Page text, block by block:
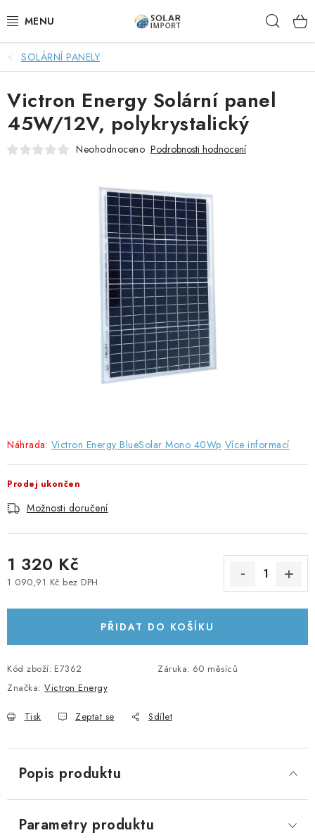
na
KONTAKTY
OVĚŘOVÁNÍ RECENZÍ
DOPRAVA ZDARMA
SOLÁRNÍ SESTAVY PRO CHATY
SOLÁRNÍ SESTAVY PRO OHŘEV VODY
ZÁLOŽNÍ ZDROJE PRO ČERPADLA
OLOVĚNÉ A LITHIOVÉ BATERIE
SOLÁRNÍ NABÍJEČKY
MĚNIČE NAPĚTÍ
OVLÁDÁNÍ A MONITORING
JIŠTĚNÍ DC
KABELY A KONEKTORY
POWERBANKY
PŘÍSLUŠENSTVÍ
SOLÁRNÍ PANELY
Náhrada: Victron Energy BlueSolar Mono 40Wp Více informací
Prodej ukončen
Možnosti doručení
1 320 Kč
1 090,91 Kč bez DPH
PŘIDAT DO KOŠÍKU
Kód zboží: E7362 Záruka: 60 měsíců
Značka: Victron Energy
Tisk Zeptat se Sdílet
Victron Energy Solární panel
45W/12V, polykrystalický
Neohodnoceno Podrobnosti hodnocení
Popis produktu
Parametry produktu